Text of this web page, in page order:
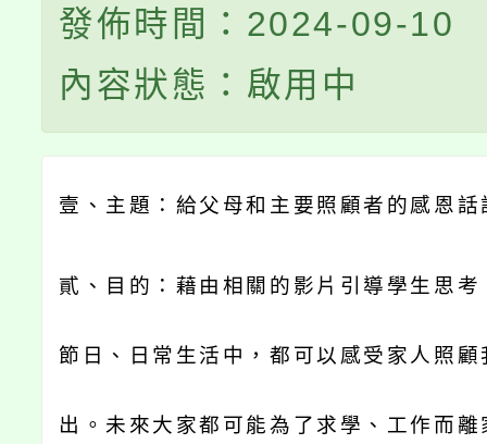
發佈時間：2024-09-10
內容狀態：啟用中
壹、主題：給父母和主要照顧者的感恩話
貳、目的：藉由相關的影片引導學生思
節日、日常生活中，都可以感受家人照
出。未來大家都可能為了求學、工作而